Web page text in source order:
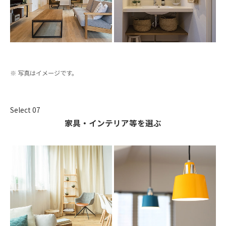
写真はイメージです。
Select 07
家具・インテリア等を選ぶ